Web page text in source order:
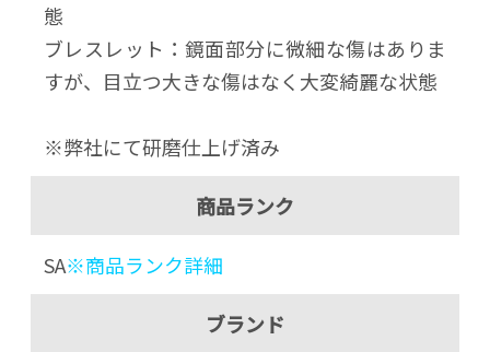
態
ブレスレット：鏡面部分に微細な傷はありま
すが、目立つ大きな傷はなく大変綺麗な状態
※弊社にて研磨仕上げ済み
商品ランク
SA※商品ランク詳細
ブランド